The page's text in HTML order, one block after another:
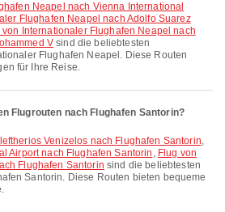
Flughafen Neapel nach Adolfo Suarez
von Internationaler Flughafen Neapel nach
V sind die beliebtesten
Flughafen Neapel. Diese Routen
für Ihre Reise.
Flugrouten nach Flughafen Santorin?
Venizelos nach Flughafen Santorin,
Airport nach Flughafen Santorin , Flug von
Flughafen Santorin sind die beliebtesten
Santorin. Diese Routen bieten bequeme